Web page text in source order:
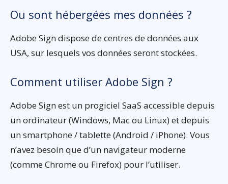
Ou sont hébergées mes données ?
Adobe Sign dispose de centres de données aux
USA, sur lesquels vos données seront stockées.
Comment utiliser Adobe Sign ?
Adobe Sign est un progiciel SaaS accessible depuis
un ordinateur (Windows, Mac ou Linux) et depuis
un smartphone / tablette (Android / iPhone). Vous
n’avez besoin que d’un navigateur moderne
(comme Chrome ou Firefox) pour l’utiliser.